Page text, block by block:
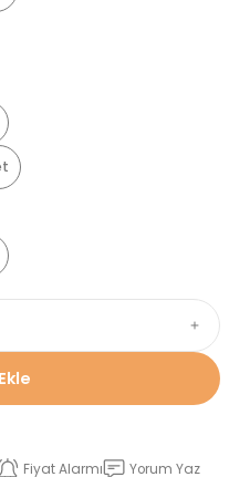
Fiyat Alarmı
Yorum Yaz